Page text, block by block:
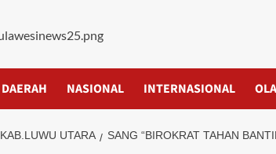
DAERAH NASIONAL INTERNASIONAL
KAB.LUWU UTARA SANG “BIROKRAT TAHAN